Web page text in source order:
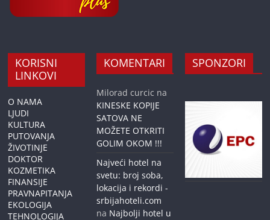
KORISNI
LINKOVI
O NAMA
LJUDI
KULTURA
PUTOVANJA
ŽIVOTINJE
DOKTOR
KOZMETIKA
FINANSIJE
PRAVNAPITANJA
EKOLOGIJA
TEHNOLOGIJA
KOMENTARI
Milorad curcic na
KINESKE KOPIJE
SATOVA NE
MOŽETE OTKRITI
GOLIM OKOM !!!
Najveći hotel na
svetu: broj soba,
lokacija i rekordi -
srbijahoteli.com
na Najbolji hotel u
SPONZORI